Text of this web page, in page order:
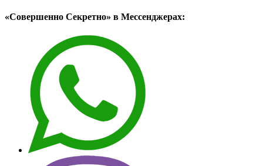
«Совершенно Секретно» в Мессенджерах: